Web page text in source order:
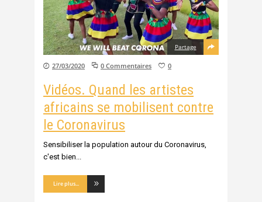
Partage
27/03/2020 0 Commentaires 0
Vidéos. Quand les artistes
africains se mobilisent contre
le Coronavirus
Sensibiliser la population autour du Coronavirus,
c'est bien
Lire plus...